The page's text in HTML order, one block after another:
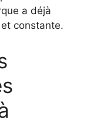
a déjà
constante.